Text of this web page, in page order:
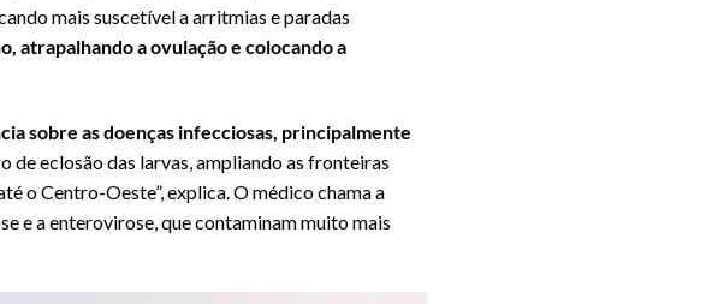
mais suscetível a arritmias e paradas
atrapalhando a ovulação e colocando a
sobre as doenças infecciosas, principalmente
de eclosão das larvas, ampliando as fronteiras
o Centro-Oeste”, explica. O médico chama a
e a enterovirose, que contaminam muito mais